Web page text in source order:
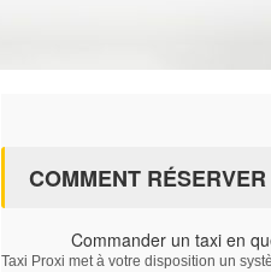
COMMENT
Commander un taxi en
Taxi Proxi met à votre disposition un